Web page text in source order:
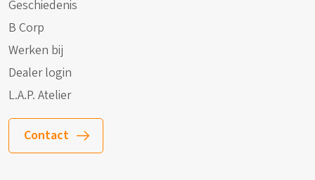
Geschiedenis
B Corp
Werken bij
Dealer login
L.A.P. Atelier
Contact